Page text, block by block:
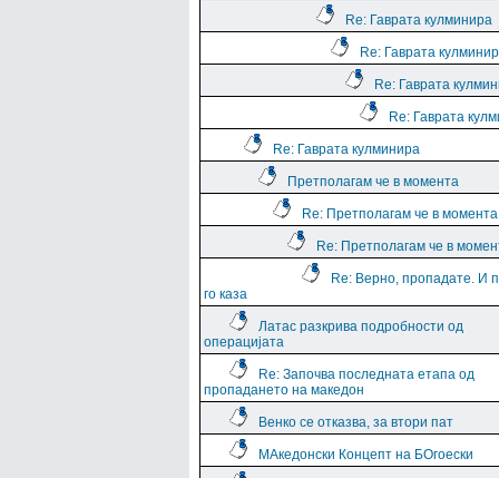
Re: Гаврата кулминира
Re: Гаврата
Re: Гаврата
Re: Гаврата
Re: Гаврата кулминира
Претполагам че в момента
Re: Претполагам че в момента
Re: Претполагам че в
Re: Верно, пропадате. И
го каза
Латас разкрива подробности од
операцијата
Re: Започва последната етапа од
пропадането на македон
Венко се отказва, за втори пат
МАкедонски Концепт на БОгоески